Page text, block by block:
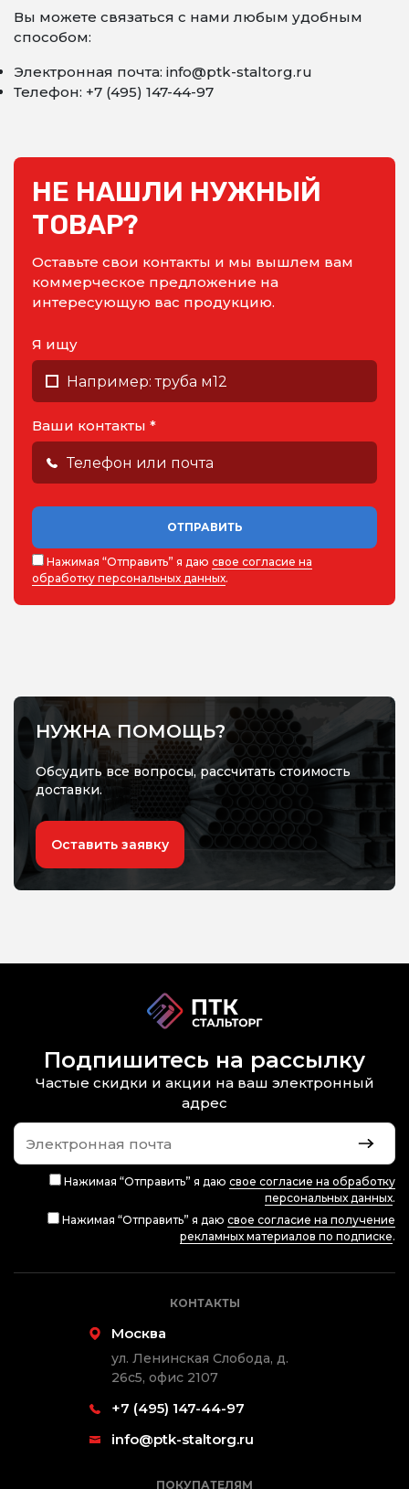
Вы можете связаться с нами любым удобным
способом:
Электронная почта: info@ptk-staltorg.ru
Телефон: +7 (495) 147-44-97
НЕ НАШЛИ НУЖНЫЙ
ТОВАР?
Оставьте свои контакты и мы вышлем вам
коммерческое предложение на
интересующую вас продукцию.
Я ищу
Ваши контакты *
ОТПРАВИТЬ
Нажимая “Отправить” я даю свое согласие на
обработку персональных данных.
НУЖНА ПОМОЩЬ?
Обсудить все вопросы, рассчитать стоимость
доставки.
Оставить заявку
Подпишитесь на рассылку
Частые скидки и акции на ваш электронный
адрес
Нажимая “Отправить” я даю свое согласие на обработку
персональных данных.
Нажимая “Отправить” я даю свое согласие на получение
рекламных материалов по подписке.
КОНТАКТЫ
Москва
ул. Ленинская Слобода, д.
26с5, офис 2107
+7 (495) 147-44-97
info@ptk-staltorg.ru
ПОКУПАТЕЛЯМ